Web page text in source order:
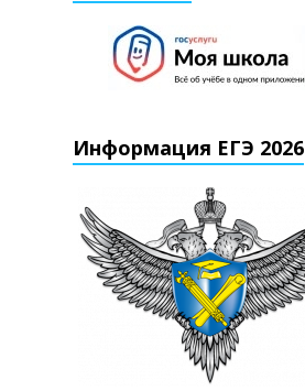
Информация ЕГЭ 2026